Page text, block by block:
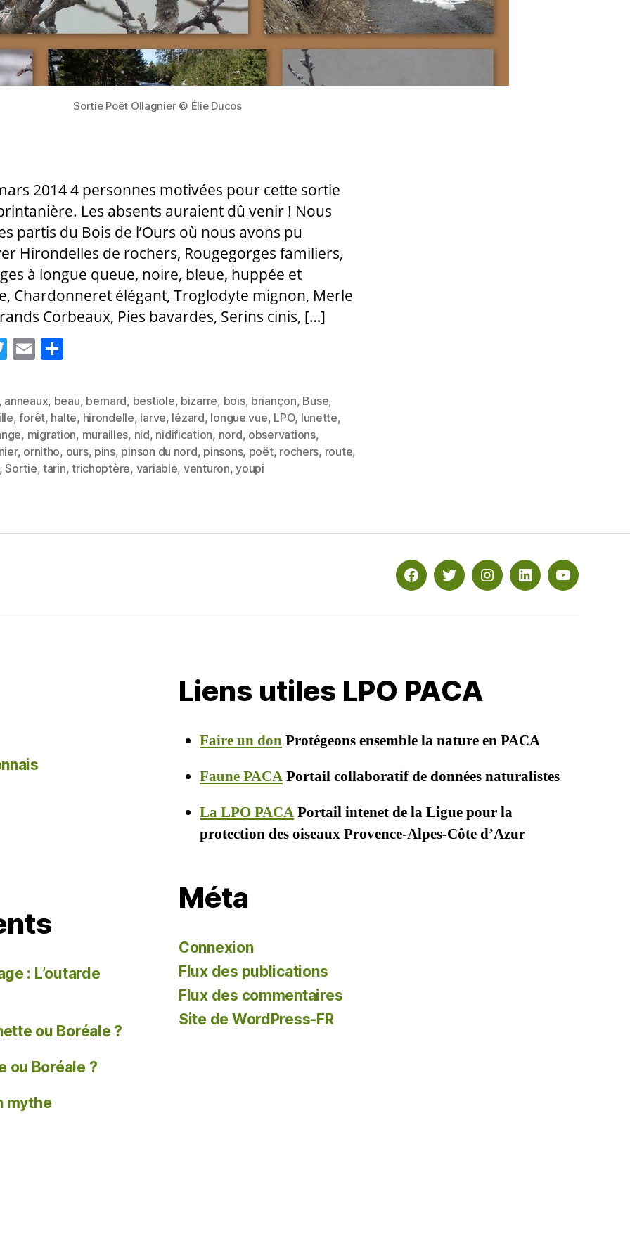
Sortie Poët Ollagnier © Élie Ducos
2014 4 personnes motivées pour cette sortie
Les absents auraient dû venir ! Nous
partis du Bois de l’Ours où nous avons pu
Hirondelles de rochers, Rougegorges familiers,
à longue queue, noire, bleue, huppée et
Chardonneret élégant, Troglodyte mignon, Merle
Corbeaux, Pies bavardes, Serins cinis, […]
T
itt
er
E
ai
l
rt
a
g
er
, anneaux, beau, bernard, bestiole, bizarre, bois, briançon, Buse,
,forêt, halte, hirondelle, larve, lézard, longue vue, LPO, lunette,
, migration, murailles, nid, nidification, nord, observations,
, ornitho, ours, pins, pinson du nord, pinsons, poët, rochers, route,
,Sortie, tarin,trichoptère, variable, venturon,youpi
FacebookTwitterInstagramLinkedinYouTube
: L’outarde
ou Boréale ?
ou Boréale ?
mythe
Liens utiles LPO PACA
Faire un donProtégeons ensemble la nature en PACA
Faune PACAPortail collaboratif de données naturalistes
La LPO PACAPortail intenet de la Ligue pour la
protection des oiseaux Provence-Alpes-Côte d’Azur
Méta
Connexion
Flux des publications
Flux des commentaires
Site de WordPress-FR